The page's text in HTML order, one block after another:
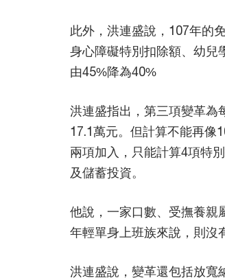
此外，洪連盛說，107年的
身心障礙特別扣除額、幼兒
由45%降為40%
洪連盛指出，第三項變革為
17.1萬元。但計算不能再像
兩項加入，只能計算4項特
及儲蓄投資。
他說，一家口數、受撫養親
年輕單身上班族來說，則沒
洪連盛說，變革還包括放寬